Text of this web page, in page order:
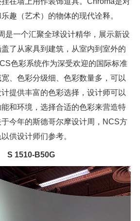
趣（艺术）的物体的现代诠释。
一个汇聚全球设计精华，展示新设
了从家具到建筑，从室内到室外的
色彩系统作为深受欢迎的国际标准
、色彩分级细、色彩数量多，可以
提供丰富的色彩选择，设计师可以
和环境，选择合适的色彩来营造特
今年的斯德哥尔摩设计周，NCS方
供设计师们参考。
S 1510-B50G